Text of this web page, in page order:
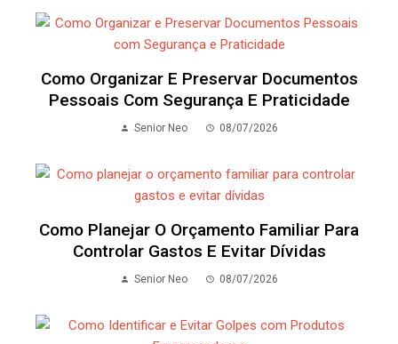
Como Organizar E Preservar Documentos
Pessoais Com Segurança E Praticidade
Senior Neo 08/07/2026
Como Planejar O Orçamento Familiar Para
Controlar Gastos E Evitar Dívidas
Senior Neo 08/07/2026